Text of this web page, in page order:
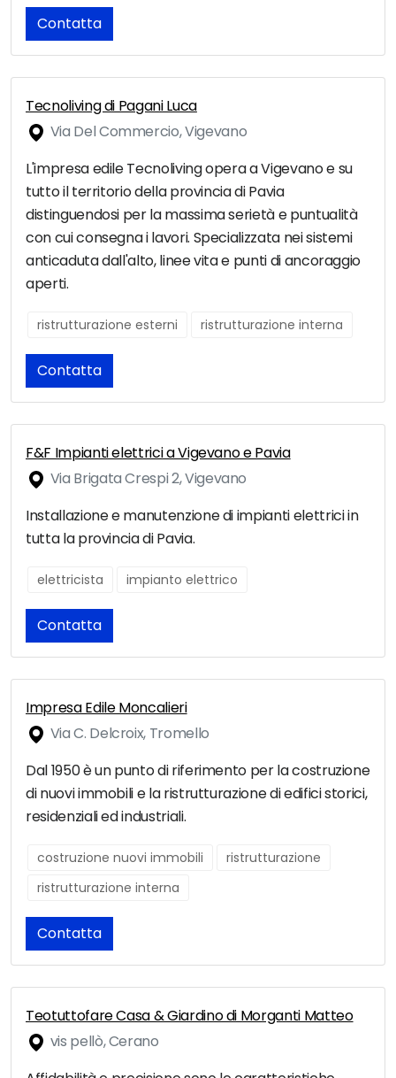
Contatta
Tecnoliving di Pagani Luca
Via Del Commercio, Vigevano
L'impresa edile Tecnoliving opera a Vigevano e su
tutto il territorio della provincia di Pavia
distinguendosi per la massima serietà e puntualità
con cui consegna i lavori. Specializzata nei sistemi
anticaduta dall'alto, linee vita e punti di ancoraggio
aperti.
ristrutturazione esterni ristrutturazione interna
Contatta
F&F Impianti elettrici a Vigevano e Pavia
Via Brigata Crespi 2, Vigevano
Installazione e manutenzione di impianti elettrici in
tutta la provincia di Pavia.
elettricista impianto elettrico
Contatta
Impresa Edile Moncalieri
Via C. Delcroix, Tromello
Dal 1950 è un punto di riferimento per la costruzione
di nuovi immobili e la ristrutturazione di edifici storici,
residenziali ed industriali.
costruzione nuovi immobili
ristrutturazione
ristrutturazione interna
Contatta
Teotuttofare Casa & Giardino di Morganti Matteo
vis pellò, Cerano